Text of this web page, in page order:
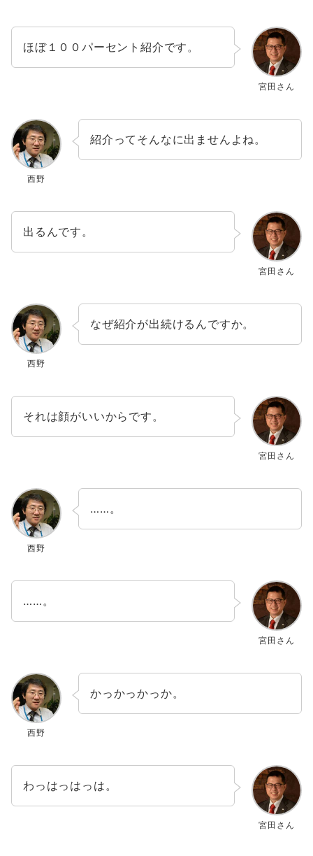
宮田さん
ほぼ１００パーセント紹介です。
西野
紹介ってそんなに出ませんよね。
宮田さん
出るんです。
西野
なぜ紹介が出続けるんですか。
宮田さん
それは顔がいいからです。
西野
……。
宮田さん
……。
西野
かっかっかっか。
宮田さん
わっはっはっは。